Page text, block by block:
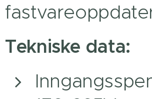
Tekniske data: